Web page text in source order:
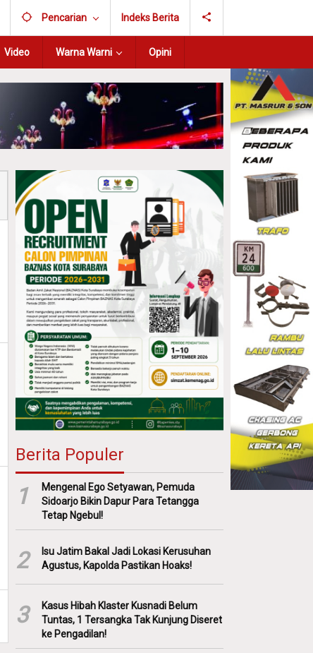
Pencarian Indeks Berita
Video Warna Warni Opini
Berita Populer
1
Mengenal Ego Setyawan, Pemuda
Sidoarjo Bikin Dapur Para Tetangga
Tetap Ngebul!
2
Isu Jatim Bakal Jadi Lokasi Kerusuhan
Agustus, Kapolda Pastikan Hoaks!
3
Kasus Hibah Klaster Kusnadi Belum
Tuntas, 1 Tersangka Tak Kunjung Diseret
ke Pengadilan!